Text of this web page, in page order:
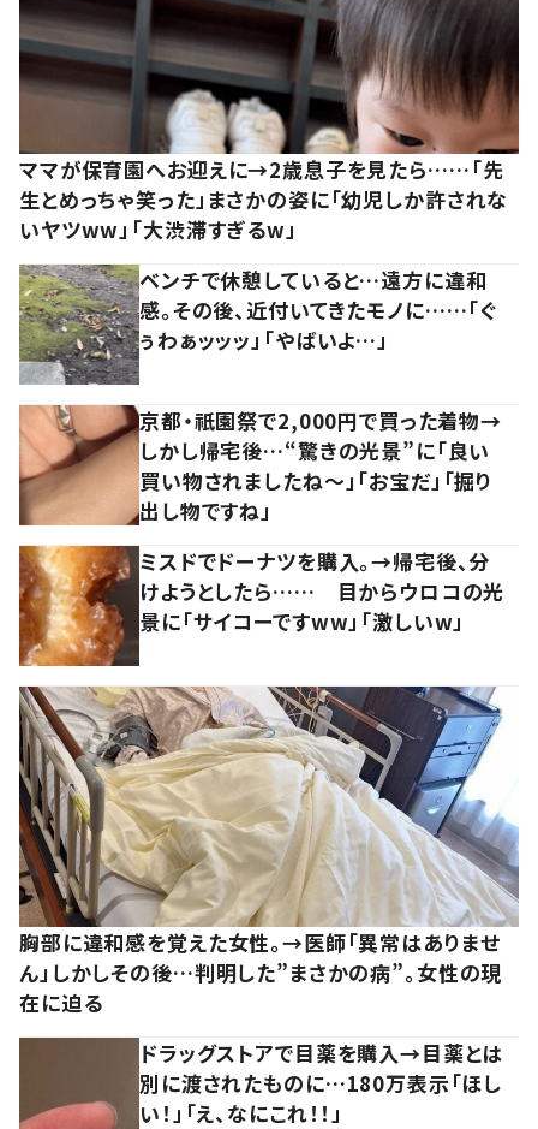
ママが保育園へお迎えに→2歳息子を見たら……「先
生とめっちゃ笑った」まさかの姿に「幼児しか許されな
いヤツww」「大渋滞すぎるw」
ベンチで休憩していると…遠方に違和
感。その後、近付いてきたモノに……「ぐ
ぅわぁッッッ」「やばいよ…」
京都・祇園祭で2,000円で買った着物→
しかし帰宅後…“驚きの光景”に「良い
買い物されましたね～」「お宝だ」「掘り
出し物ですね」
ミスドでドーナツを購入。→帰宅後、分
けようとしたら…… 目からウロコの光
景に「サイコーですww」「激しいw」
胸部に違和感を覚えた女性。→医師「異常はありませ
ん」しかしその後…判明した”まさかの病”。女性の現
在に迫る
ドラッグストアで目薬を購入→目薬とは
別に渡されたものに…180万表示「ほし
い！」「え、なにこれ！！」